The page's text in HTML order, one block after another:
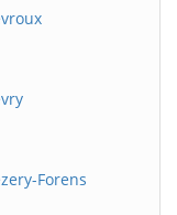
Forens